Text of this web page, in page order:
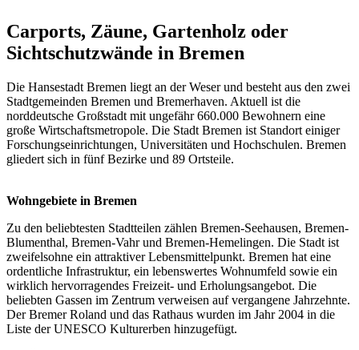
Carports, Zäune, Gartenholz oder
Sichtschutzwände in Bremen
Die Hansestadt Bremen liegt an der Weser und besteht aus den zwei
Stadtgemeinden Bremen und Bremerhaven. Aktuell ist die
norddeutsche Großstadt mit ungefähr 660.000 Bewohnern eine
große Wirtschaftsmetropole. Die Stadt Bremen ist Standort einiger
Forschungseinrichtungen, Universitäten und Hochschulen. Bremen
gliedert sich in fünf Bezirke und 89 Ortsteile.
Wohngebiete in Bremen
Zu den beliebtesten Stadtteilen zählen Bremen-Seehausen, Bremen-
Blumenthal, Bremen-Vahr und Bremen-Hemelingen. Die Stadt ist
zweifelsohne ein attraktiver Lebensmittelpunkt. Bremen hat eine
ordentliche Infrastruktur, ein lebenswertes Wohnumfeld sowie ein
wirklich hervorragendes Freizeit- und Erholungsangebot. Die
beliebten Gassen im Zentrum verweisen auf vergangene Jahrzehnte.
Der Bremer Roland und das Rathaus wurden im Jahr 2004 in die
Liste der UNESCO Kulturerben hinzugefügt.